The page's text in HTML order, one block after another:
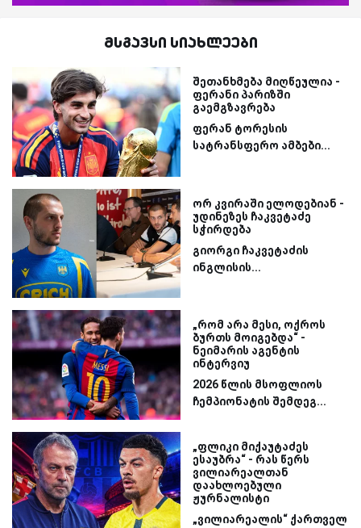
მსგავსი სიახლეები
შეთანხმება მიღწეულია -
ფერანი პარიზში
გაემგზავრება
ფერან ტორესის
სატრანსფერო ამბები...
ორ კვირაში ელოდებიან -
უდინეზეს ჩაკვეტაძე
სჭირდება
გიორგი ჩაკვეტაძის
ინგლისის...
„რომ არა მესი, ოქროს
ბურთს მოიგებდა“ -
ნეიმარის აგენტის
ინტერვიუ
2026 წლის მსოფლიოს
ჩემპიონატის შემდეგ...
„ფლიკი მიქაუტაძეს
ესაუბრა“ - რას წერს
ვილიარეალთან
დაახლოებული
ჟურნალისტი
„ვილიარეალის“ ქართველ